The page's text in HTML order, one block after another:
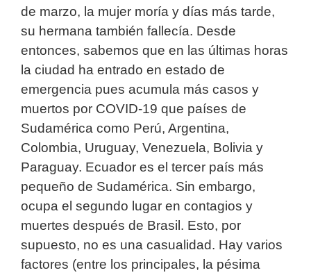
de marzo, la mujer moría y días más tarde,
su hermana también fallecía. Desde
entonces, sabemos que en las últimas horas
la ciudad ha entrado en estado de
emergencia pues acumula más casos y
muertos por COVID-19 que países de
Sudamérica como Perú, Argentina,
Colombia, Uruguay, Venezuela, Bolivia y
Paraguay. Ecuador es el tercer país más
pequeño de Sudamérica. Sin embargo,
ocupa el segundo lugar en contagios y
muertes después de Brasil. Esto, por
supuesto, no es una casualidad. Hay varios
factores (entre los principales, la pésima